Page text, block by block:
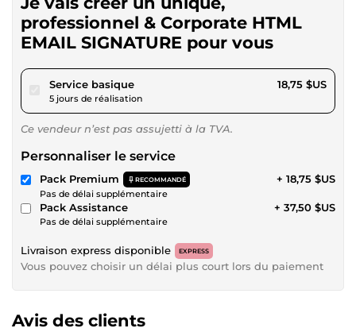
professionnel & Corporate HTML
EMAIL SIGNATURE pour vous
Service basiquepour 17,28 $US
5 jours de réalisation
18,75 $US
Ce vendeur n’est pas assujetti à la TVA.
Personnaliser le service
Pack Premium RECOMMANDÉ
Pas de délai supplémentaire
+ 18,75 $US
Pack Assistance
Pas de délai supplémentaire
+ 37,50 $US
Livraison express disponible EXPRESS
Vous pouvez choisir un délai plus court lors du paiement
Avis des clients